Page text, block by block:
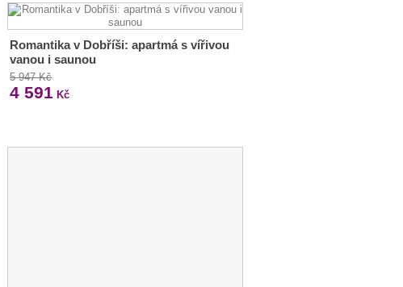
Romantika v Dobříši: apartmá s vířivou
vanou i saunou
5 947 Kč
4 591 Kč